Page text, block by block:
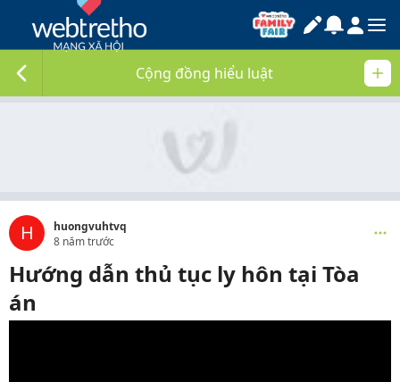
Cộng đồng hiểu luật
H
huongvuhtvq
8 năm trước
Hướng dẫn thủ tục ly hôn tại Tòa
án